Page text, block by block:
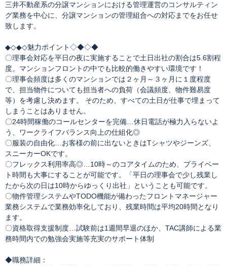
三井不動産系の分譲マンションにおける管理運営のコンサルティン
グ業務を中心に、分譲マンションの管理組合への対応までをお任せ
致します。
◆◇◆◇魅力ポイント◇◆◇◆
〇理事会対応を平日の夜に実施することで土日出社の割合は5.6割程
度。マンションフロントの中でも比較的働きやすい環境です！
〇理事会頻度は多くのマンションでは２ヶ月～３ヶ月に１度程度
で、担当物件についても担当者への負荷（会議頻度、物件難易度
等）を考慮し決めます。 そのため、すべての土日が仕事で埋まって
しまうことはありません。
〇24時間稼働のコールセンターを完備…休日電話が極力入らないよ
う、ワークライフバランス向上の仕組化◎
〇服装の自由化…お客様の前に出ないときはTシャツやジーンズ、
スニーカーOKです。
〇フレックス利用率高◎…10時～のコアタイムのため、プライベー
ト時間も大事にすることが可能です。「平日の理事会で少し残業し
たから次の日は10時からゆっくり出社」ということも可能です。
〇物件管理システムやTODO機能が備わったフロントマネージャー
業務システムで業務効率化しており、残業時間は平均20時間となり
ます。
〇資格取得支援制度…試験前は1週間早退のほか、TAC講師による業
務時間内での勉強会実施等充実のサポート体制
◆職務詳細：